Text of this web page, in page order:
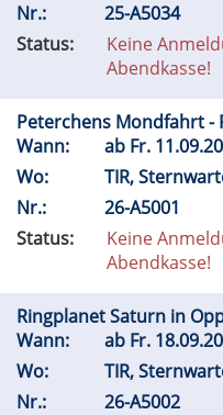
Nr.:
25-A5034
Status:
Keine
Abendkasse!
Peterchens Mondfahrt -
Wann:
ab Fr.
Wo:
TIR,
Nr.:
26-A5001
Status:
Keine
Abendkasse!
Ringplanet Saturn in
Wann:
ab Fr.
Wo:
TIR,
Nr.:
26-A5002